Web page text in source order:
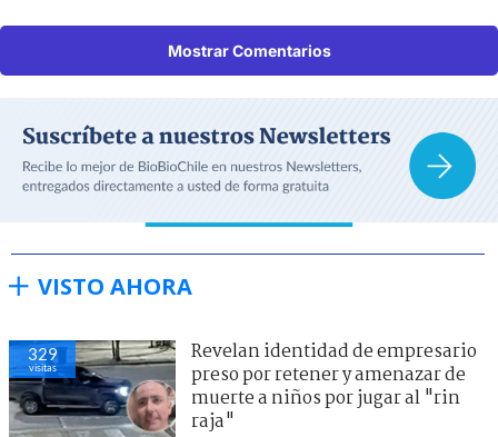
Mostrar Comentarios
VISTO AHORA
329
visitas
Revelan identidad de empresario
preso por retener y amenazar de
muerte a niños por jugar al "rin
raja"